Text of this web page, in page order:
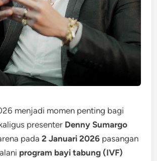
menjadi momen penting bagi
presenter Denny Sumargo
pada2 Januari 2026 pasangan
program bayi tabung (IVF)